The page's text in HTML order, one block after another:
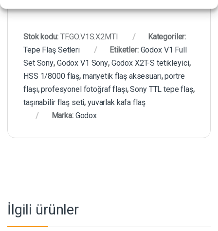
Stok kodu: TF.GO.V1S.X2MTI
Kategoriler:
Tepe Flaş Setleri
Etiketler: Godox V1 Full
Set Sony, Godox V1 Sony, Godox X2T-S tetikleyici,
HSS 1/8000 flaş, manyetik flaş aksesuarı,portre
flaşı,profesyonel fotoğraf flaşı,Sony TTL tepe flaş,
taşınabilir flaş seti, yuvarlak kafa flaş
Marka: Godox
İlgili ürünler